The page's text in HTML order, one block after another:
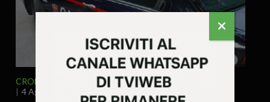
CRONACA VENETO
VICENZA E PROVINCIA
4 Agosto 2026 - 12.14